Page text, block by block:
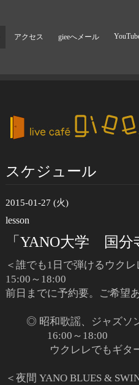
アクセス gieeへメール
スケジュール
2015-01-27 (火)
lesson
「YANO大学 国分
＜誰でも1日で弾けるウク
15:00～18:00
前日までに予約要。ご希望
◎ 昭和歌謡、ジャズソン
16:00～18:00
ウクレレでもギター
＜夜間 YANO BLUES &